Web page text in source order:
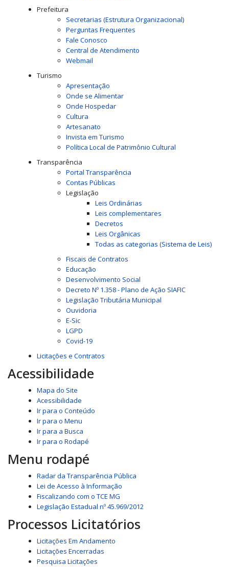
Prefeitura
Secretarias (Estrutura Organizacional)
Perguntas Frequentes
Fale Conosco
Central de Atendimento
Webmail
Turismo
Apresentação
Onde se Alimentar
Onde Hospedar
Cultura
Artesanato
Invista em Turismo
Política Local de Patrimônio Cultural
Transparência
Portal Transparência
Contas Públicas
Legislação
Leis Ordinárias
Leis complementares
Decretos
Leis Orgânicas
Todas as categorias (Sistema de Leis)
Fiscais de Contratos
Educação
Desenvolvimento Social
Decreto Nº 1.358 - Plano de Ação SIAFIC
Legislação Tributária Municipal
Ouvidoria
E-Sic
LGPD
Covid-19
Licitações e Contratos
Acessibilidade
Mapa do Site
Acessibilidade
Ir para o Conteúdo
Ir para o Menu
Ir para a Busca
Ir para o Rodapé
Menu rodapé
Radar da Transparência Pública
Lei de Acesso à Informação
Fiscalizando com o TCE MG
Legislação Estadual nº 45.969/2012
Processos Licitatórios
Licitações Em Andamento
Licitações Encerradas
Pesquisa Licitações